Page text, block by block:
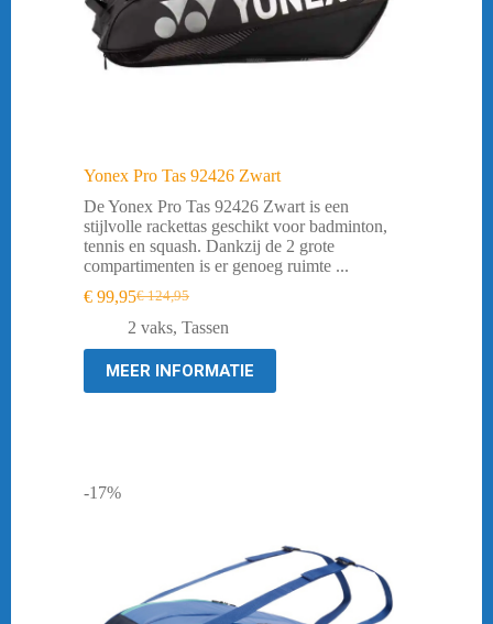
Yonex Pro Tas 92426 Zwart
De Yonex Pro Tas 92426 Zwart is een
stijlvolle rackettas geschikt voor badminton,
tennis en squash. Dankzij de 2 grote
compartimenten is er genoeg ruimte ...
€124,95
Oorspronkelijke
prijs
€ 124,95.
€ 99,95Huidige
prijs
€ 99,95.
2 vaks, Tassen
MEER INFORMATIE
-17%